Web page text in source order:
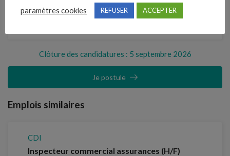
Référence
Clôture des candidatures : 5 septembre 2026
Je postule
Emplois similaires
CDI
Inspecteur commercial assurances (H/F)
paramètres cookies REFUSER ACCEPTER